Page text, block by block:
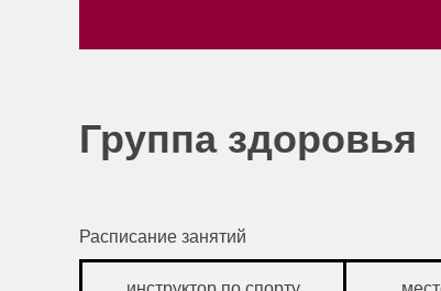
Группа здоровья
Расписание занятий